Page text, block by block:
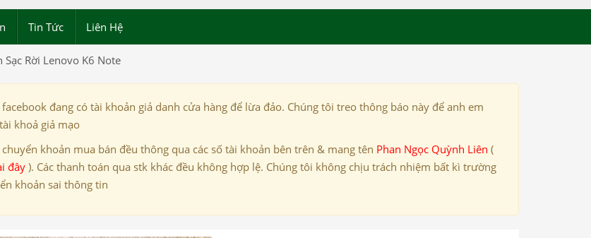
Tin Tức Liên Hệ
Sạc Rời Lenovo K6 Note
đang có tài khoản giả danh cửa hàng để lừa đảo. Chúng tôi treo thông báo này để anh em
khoả giả mạo
khoản mua bán đều thông qua các số tài khoản bên trên & mang tên Phan Ngọc Quỳnh Liên (
đây). Các thanh toán qua stk khác đều không hợp lệ. Chúng tôi không chịu trách nhiệm bất kì trường
khoản sai thông tin